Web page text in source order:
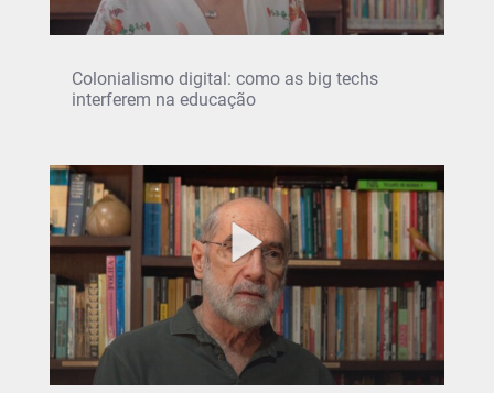
Colonialismo digital: como as big techs
interferem na educação